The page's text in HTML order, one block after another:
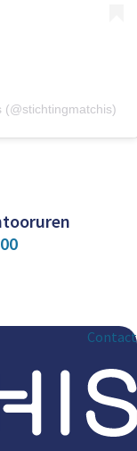
(@stichtingmatchis)
Contact